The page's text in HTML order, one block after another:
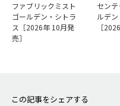
ファブリックミスト
ゴールデン・シトラ
ス［2026年 10月発
売］
セン
ルデ
［
この記事をシェアする